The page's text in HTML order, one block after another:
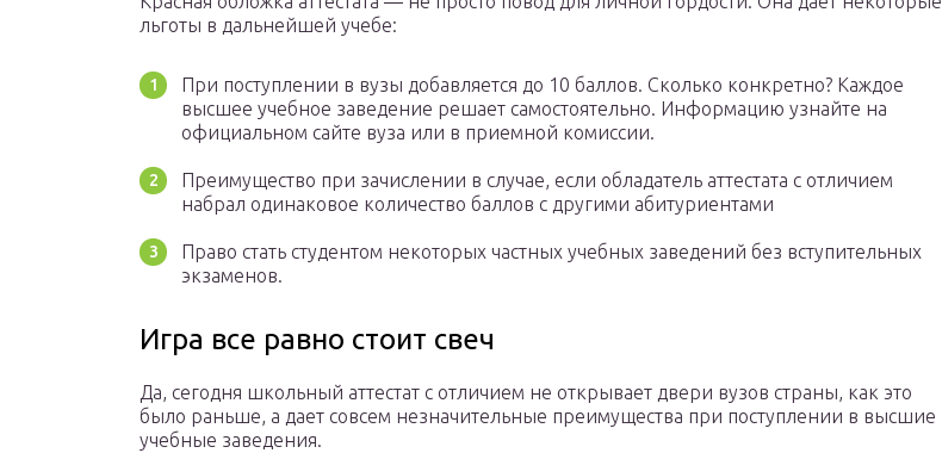
льготы в дальнейшей учебе:
При поступлении в вузы добавляется до 10 баллов. Сколько конкретно? Каждое
высшее учебное заведение решает самостоятельно. Информацию узнайте на
официальном сайте вуза или в приемной комиссии.
Преимущество при зачислении в случае, если обладатель аттестата с отличием
набрал одинаковое количество баллов с другими абитуриентами
Право стать студентом некоторых частных учебных заведений без вступительных
экзаменов.
Игра все равно стоит свеч
Да, сегодня школьный аттестат с отличием не открывает двери вузов страны, как это
было раньше, а дает совсем незначительные преимущества при поступлении в высшие
учебные заведения.